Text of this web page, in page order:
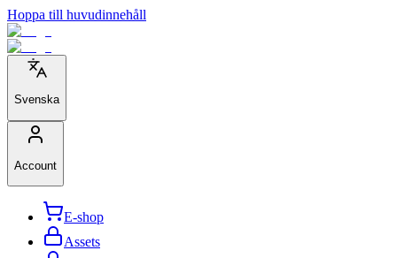
Hoppa till huvudinnehåll
Svenska
Account
E-shop
Assets